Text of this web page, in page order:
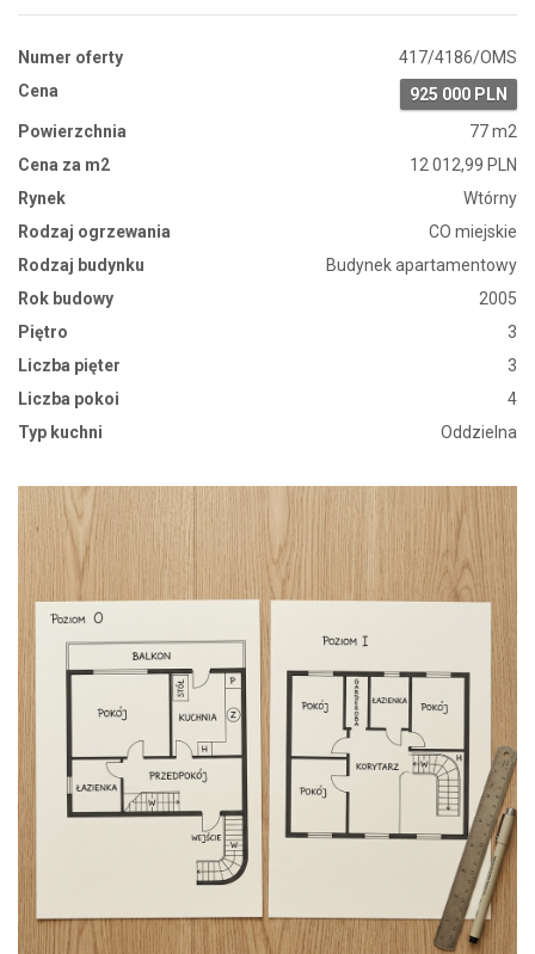
Numer oferty
417/4186/OMS
Cena
925 000 PLN
Powierzchnia
77 m2
Cena za m2
12 012,99 PLN
Rynek
Wtórny
Rodzaj ogrzewania
CO miejskie
Rodzaj budynku
Budynek apartamentowy
Rok budowy
2005
Piętro
3
Liczba pięter
3
Liczba pokoi
4
Typ kuchni
Oddzielna